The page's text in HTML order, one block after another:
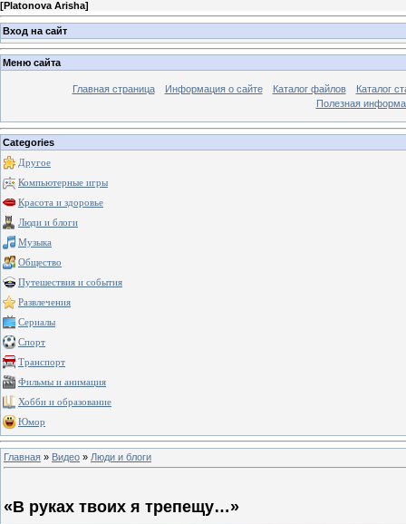
[Platonova Arisha]
Вход на сайт
Меню сайта
Главная страница Информация о сайте Каталог файлов
Каталог
Полезная
Categories
Другое
Компьютерные игры
Красота и здоровье
Люди и блоги
Музыка
Общество
Путешествия и события
Развлечения
Сериалы
Спорт
Транспорт
Фильмы и анимация
Хобби и образование
Юмор
Главная » Видео » Люди и блоги
«В руках твоих я трепещу…»